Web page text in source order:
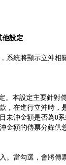
他設定
系統將顯示立沖
本設定主要針對
，在進行立沖時
未沖金額是否為0
金額的傳票分錄供
。當勾選，會將